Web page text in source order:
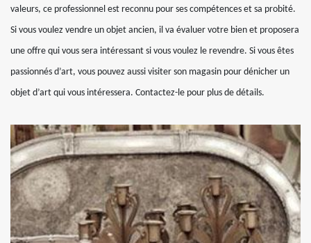
valeurs, ce professionnel est reconnu pour ses compétences et sa probité.
Si vous voulez vendre un objet ancien, il va évaluer votre bien et proposera
une offre qui vous sera intéressant si vous voulez le revendre. Si vous êtes
passionnés d’art, vous pouvez aussi visiter son magasin pour dénicher un
objet d’art qui vous intéressera. Contactez-le pour plus de détails.